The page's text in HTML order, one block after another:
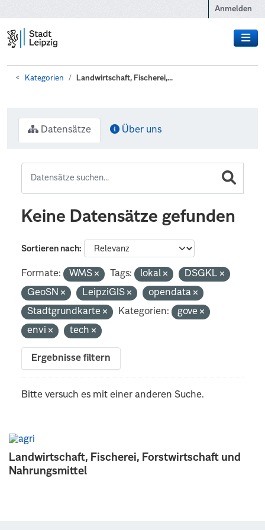
Anmelden
Kategorien Landwirtschaft, Fischerei,...
Landwirtschaft, Fischerei, Forstwirtschaft und
Nahrungsmittel
Datensätze Über uns
Keine Datensätze gefunden
Sortieren nach
Formate: WMS Tags: lokal
DSGKL
GeoSN
LeipziGIS
opendata
Stadtgrundkarte
Kategorien:
gove
envi
tech
Ergebnisse filtern
Bitte versuch es mit einer anderen Suche.